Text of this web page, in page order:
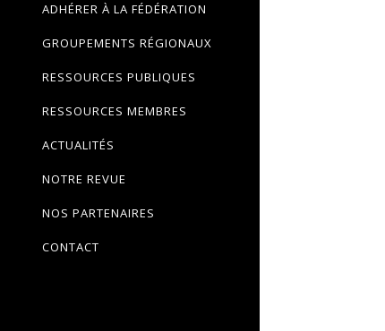
ADHÉRER À LA FÉDÉRATION
GROUPEMENTS RÉGIONAUX
RESSOURCES PUBLIQUES
RESSOURCES MEMBRES
ACTUALITÉS
NOTRE REVUE
NOS PARTENAIRES
CONTACT